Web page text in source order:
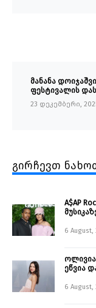
მანანა
ფესტივალის
23 დეკემბერი,
გირჩევთ
A$AP
6 August,
ეწვია
6 August,